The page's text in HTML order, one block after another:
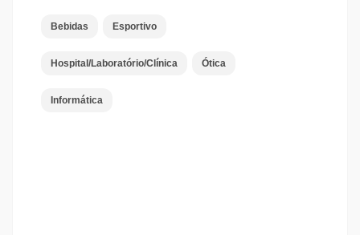
Bebidas Esportivo
Hospital/Laboratório/Clínica Ótica
Informática